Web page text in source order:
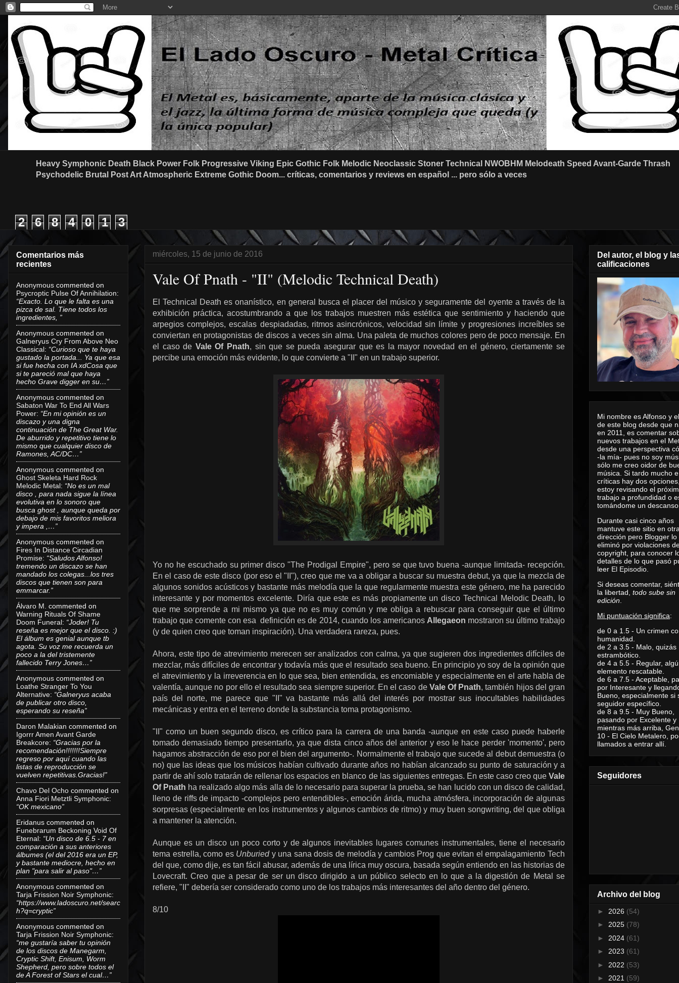
Heavy Symphonic Death Black Power Folk Progressive Viking Epic Gothic Folk Melodic Neoclassic Stoner Technical NWOBHM Melodeath Speed Avant-Garde Thrash
Psychodelic Brutal Post Art Atmospheric Extreme Gothic Doom... críticas, comentarios y reviews en español ... pero sólo a veces
2 6 8 4 0 1 3
miércoles, 15 de junio de 2016
Vale Of Pnath - "II" (Melodic Technical Death)
El Technical Death es onanístico, en general busca el placer del músico y seguramente del oyente a través de la
exhibición práctica, acostumbrando a que los trabajos muestren más estética que sentimiento y haciendo que
arpegios complejos, escalas despiadadas, ritmos asincrónicos, velocidad sin límite y progresiones increíbles se
conviertan en protagonistas de discos a veces sin alma. Una paleta de muchos colores pero de poco mensaje. En
el caso de Vale Of Pnath, sin que se pueda asegurar que es la mayor novedad en el género, ciertamente se
percibe una emoción más evidente, lo que convierte a "II" en un trabajo superior.
Yo no he escuchado su primer disco "The Prodigal Empire", pero se que tuvo buena -aunque limitada- recepción.
En el caso de este disco (por eso el "II"), creo que me va a obligar a buscar su muestra debut, ya que la mezcla de
algunos sonidos acústicos y bastante más melodía que la que regularmente muestra este género, me ha parecido
interesante y por momentos excelente. Diría que este es más propiamente un disco Technical Melodic Death, lo
que me sorprende a mi mismo ya que no es muy común y me obliga a rebuscar para conseguir que el último
trabajo que comente con esa definición es de 2014, cuando los americanos Allegaeon mostraron su último trabajo
(y de quien creo que toman inspiración). Una verdadera rareza, pues.
Ahora, este tipo de atrevimiento merecen ser analizados con calma, ya que sugieren dos ingredientes difíciles de
mezclar, más difíciles de encontrar y todavía más que el resultado sea bueno. En principio yo soy de la opinión que
el atrevimiento y la irreverencia en lo que sea, bien entendida, es encomiable y especialmente en el arte habla de
valentía, aunque no por ello el resultado sea siempre superior. En el caso de Vale Of Pnath, también hijos del gran
país del norte, me parece que "II" va bastante más allá del interés por mostrar sus inocultables habilidades
mecánicas y entra en el terreno donde la substancia toma protagonismo.
"II" como un buen segundo disco, es crítico para la carrera de una banda -aunque en este caso puede haberle
tomado demasiado tiempo presentarlo, ya que dista cinco años del anterior y eso le hace perder 'momento', pero
hagamos abstracción de eso por el bien del argumento-. Normalmente el trabajo que sucede al debut demuestra (o
no) que las ideas que los músicos habían cultivado durante años no habían alcanzado su punto de saturación y a
partir de ahí solo tratarán de rellenar los espacios en blanco de las siguientes entregas. En este caso creo que Vale
Of Pnath ha realizado algo más alla de lo necesario para superar la prueba, se han lucido con un disco de calidad,
lleno de riffs de impacto -complejos pero entendibles-, emoción árida, mucha atmósfera, incorporación de algunas
sorpresas (especialmente en los instrumentos y algunos cambios de ritmo) y muy buen songwriting, del que obliga
a mantener la atención.
Aunque es un disco un poco corto y de algunos inevitables lugares comunes instrumentales, tiene el necesario
tema estrella, como es Unburiedy una sana dosis de melodía y cambios Prog que evitan el empalagamiento Tech
del que, como dije, es tan fácil abusar, además de una lírica muy oscura, basada según entiendo en las historias de
Lovecraft. Creo que a pesar de ser un disco dirigido a un público selecto en lo que a la digestión de Metal se
refiere, "II" debería ser considerado como uno de los trabajos más interesantes del año dentro del género.
8/10
Comentarios más
recientes
Anonymous commented on
Psycroptic Pulse Of Annihilation:
“Exacto. Lo que le falta es una
pizca de sal. Tiene todos los
ingredientes, ”
Anonymous commented on
Galneryus Cry From Above Neo
Classical: “Curioso que te haya
gustado la portada... Ya que esa
si fue hecha con IA xdCosa que
si te pareció mal que haya
hecho Grave digger en su…”
Anonymous commented on
Sabaton War To End All Wars
Power: “En mi opinión es un
discazo y una digna
continuación de The Great War.
De aburrido y repetitivo tiene lo
mismo que cualquier disco de
Ramones, AC/DC…”
Anonymous commented on
Ghost Skeleta Hard Rock
Melodic Metal: “No es un mal
disco , para nada sigue la línea
evolutiva en lo sonoro que
busca ghost , aunque queda por
debajo de mis favoritos meliora
y impera ,…”
Anonymous commented on
Fires In Distance Circadian
Promise: “Saludos Alfonso!
tremendo un discazo se han
mandado los colegas...los tres
discos que tienen son para
emmarcar.”
Álvaro M. commented on
Warning Rituals Of Shame
Doom Funeral: “Joder! Tu
reseña es mejor que el disco. :)
El álbum es genial aunque tb
agota. Su voz me recuerda un
poco a la del tristemente
fallecido Terry Jones…”
Anonymous commented on
Loathe Stranger To You
Alternative: “Galneryus acaba
de publicar otro disco,
esperando su reseña”
Daron Malakian commented on
Igorrr Amen Avant Garde
Breakcore: “Gracias por la
recomendación!!!!!!!Siempre
regreso por aquí cuando las
listas de reproducción se
vuelven repetitivas.Gracias!”
Chavo Del Ocho commented on
Anna Fiori Metztli Symphonic:
“OK mexicano”
Eridanus commented on
Funebrarum Beckoning Void Of
Eternal: “Un disco de 6.5 - 7 en
comparación a sus anteriores
álbumes (el del 2016 era un EP,
y bastante mediocre, hecho en
plan "para salir al paso"…”
Anonymous commented on
Tarja Frission Noir Symphonic:
“https://www.ladoscuro.net/searc
h?q=cryptic”
Anonymous commented on
Tarja Frission Noir Symphonic:
“me gustaría saber tu opinión
de los discos de Manegarm,
Cryptic Shift, Enisum, Worm
Shepherd, pero sobre todos el
de A Forest of Stars el cual…”
Del autor, el blog y
calificaciones
Mi nombre es Alfonso y
de este blog desde que
en 2011, es comentar
nuevos trabajos en el
desde una perspectiva
-la mía- pues no soy
sólo me creo oidor de
música. Si tardo mucho
críticas hay dos
estoy revisando el
trabajo a profundidad o
tomándome un
Durante casi cinco años
mantuve este sitio en
dirección pero Blogger lo
eliminó por violaciones
copyright, para conocer
detalles de lo que pasó
leer El Episodio
Si deseas comentar,
la libertad, todo sube sin
edición
Mi puntuación significa:
de 0 a 1.5 - Un crimen
humanidad.
de 2 a 3.5 - Malo, quizás
estrambótico.
de 4 a 5.5 - Regular,
elemento rescatable.
de 6 a 7.5 - Aceptable,
por Interesante y
Bueno, especialmente si
seguidor específico.
de 8 a 9.5 - Muy Bueno,
pasando por Excelente y
mientras más arriba,
10 - El Cielo Metalero,
llamados a entrar allí.
Seguidores
Archivo del blog
► 2026 (54)
► 2025 (78)
► 2024 (61)
► 2023 (61)
► 2022 (53)
► 2021 (59)